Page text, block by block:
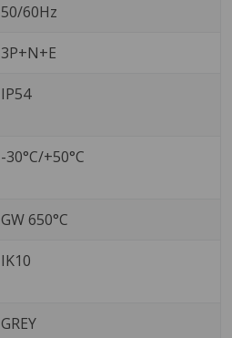
50/60Hz
3P+N+E
IP54
-30°C/+50°C
GW 650°C
IK10
GREY